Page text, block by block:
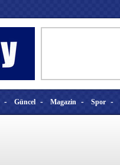
- Güncel - Magazin - Spor -